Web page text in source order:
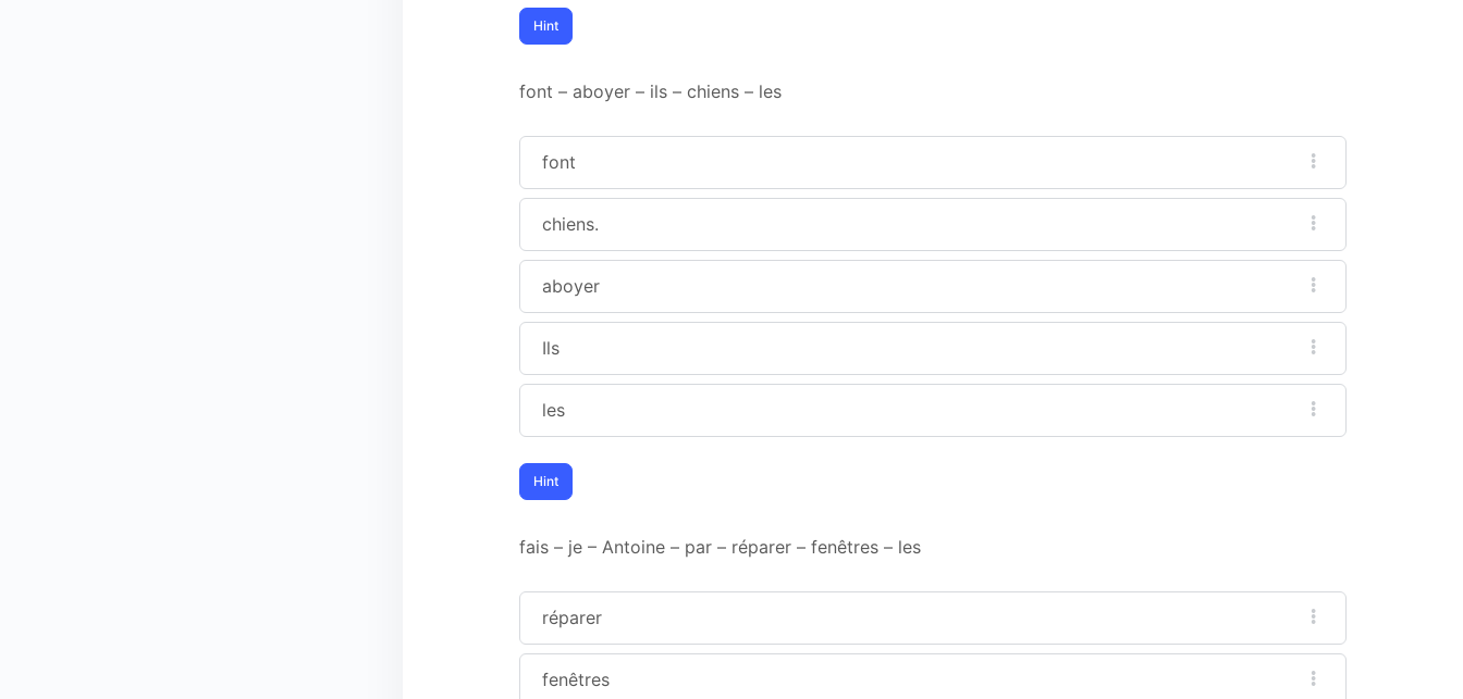
font – aboyer – ils – chiens – les
font
chiens.
aboyer
Ils
les
fais – je – Antoine – par – réparer – fenêtres – les
réparer
fenêtres